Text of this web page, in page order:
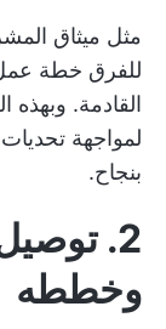
مثل ميثاق
للفرق خطة عمل
القادمة. وبهذه
لمواجهة
بنجاح.
2.
وخططه